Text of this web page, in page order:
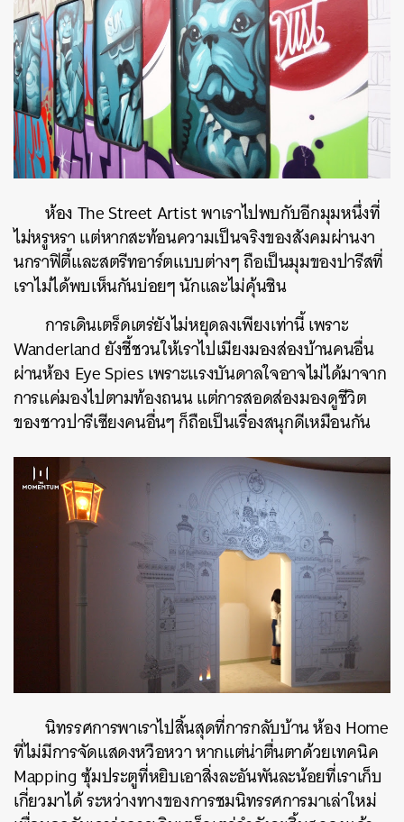
ห้อง The Street Artist พาเราไปพบกับอีกมุมหนึ่งที่
ไม่หรูหรา แต่หากสะท้อนความเป็นจริงของสังคมผ่านงา
นกราฟิตี้และสตรีทอาร์ตแบบต่างๆ ถือเป็นมุมของปารีสที่
เราไม่ได้พบเห็นกันบ่อยๆ นักและไม่คุ้นชิน
การเดินเตร็ดเตร่ยังไม่หยุดลงเพียงเท่านี้ เพราะ
Wanderland ยังชี้ชวนให้เราไปเมียงมองส่องบ้านคนอื่น
ผ่านห้อง Eye Spies เพราะแรงบันดาลใจอาจไม่ได้มาจาก
การแค่มองไปตามท้องถนน แต่การสอดส่องมองดูชีวิต
ของชาวปารีเซียงคนอื่นๆ ก็ถือเป็นเรื่องสนุกดีเหมือนกัน
นิทรรศการพาเราไปสิ้นสุดที่การกลับบ้าน ห้อง Home
ที่ไม่มีการจัดแสดงหวือหวา หากแต่น่าตื่นตาด้วยเทคนิค
Mapping ซุ้มประตูที่หยิบเอาสิ่งละอันพันละน้อยที่เราเก็บ
เกี่ยวมาได้ ระหว่างทางของการชมนิทรรศการมาเล่าใหม่
ค้นหา
SHARE TWEET LINE EMAIL